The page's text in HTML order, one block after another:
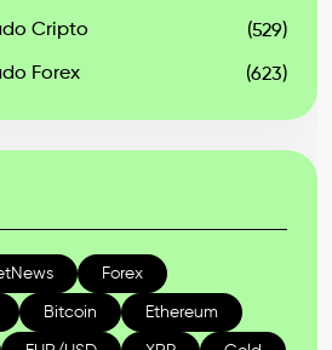
Cripto (529)
Forex (623)
Forex
Bitcoin Ethereum